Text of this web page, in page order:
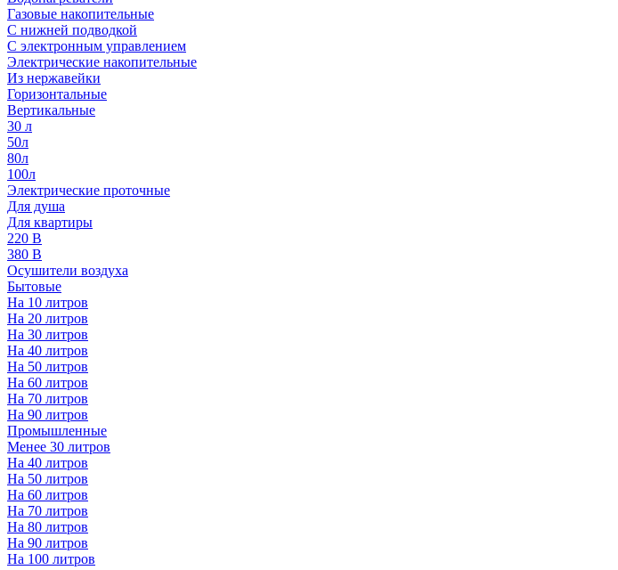
Газовые накопительные
С нижней подводкой
С электронным управлением
Электрические накопительные
Из нержавейки
Горизонтальные
Вертикальные
30 л
50л
80л
100л
Электрические проточные
Для душа
Для квартиры
220 В
380 В
Осушители воздуха
Бытовые
На 10 литров
На 20 литров
На 30 литров
На 40 литров
На 50 литров
На 60 литров
На 70 литров
На 90 литров
Промышленные
Менее 30 литров
На 40 литров
На 50 литров
На 60 литров
На 70 литров
На 80 литров
На 90 литров
На 100 литров